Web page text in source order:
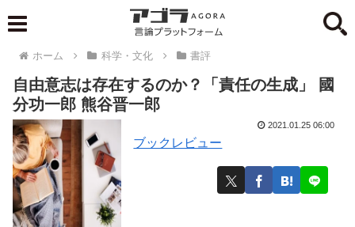
ホーム 科学・文化 書評
自由意志は存在するのか？「責任の生成」 國
分功一郎 熊谷晋一郎
ブックレビュー
2021.01.25 06:00